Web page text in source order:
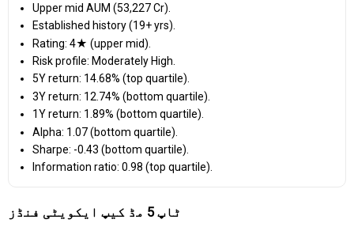
Upper mid AUM (₹53,227 Cr).
Established history (19+ yrs).
Rating: 4★ (upper mid).
Risk profile: Moderately High.
5Y return: 14.68% (top quartile).
3Y return: 12.74% (bottom quartile).
1Y return: 1.89% (bottom quartile).
Alpha: 1.07 (bottom quartile).
Sharpe: -0.43 (bottom quartile).
Information ratio: 0.98 (top quartile).
ٹاپ 5 مڈ کیپ ایکویٹی فنڈز